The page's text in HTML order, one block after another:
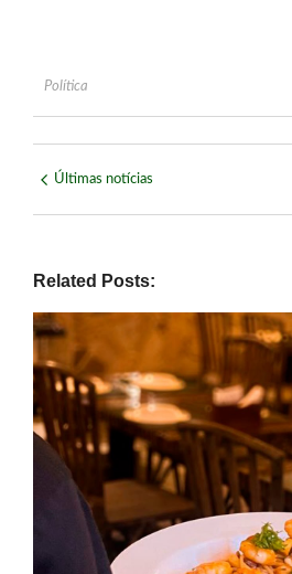
Política
Últimas notícias
Related Posts: